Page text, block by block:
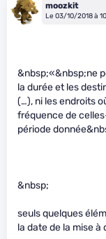
moozkit
Le 03/10/2018 à
&nbsp;«&nbsp;ne
la durée et les
(…), ni les endroits
fréquence de
période
&nbsp;
seuls quelques
la date de la mise à